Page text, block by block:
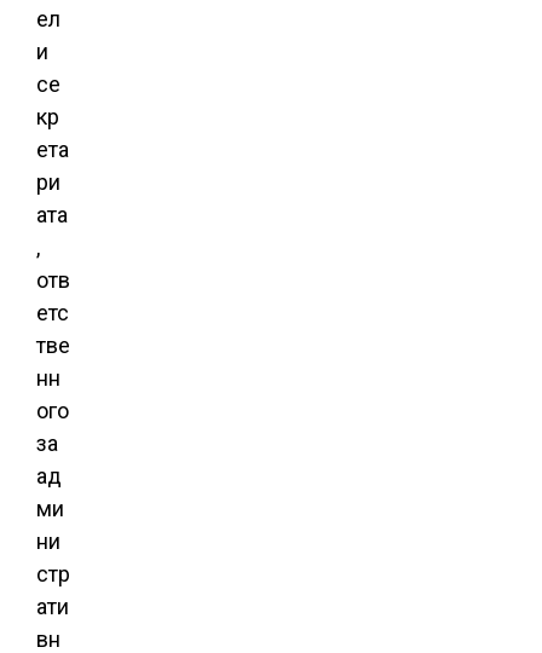
ел
и
се
кр
ета
ри
ата
,
отв
етс
тве
нн
ого
за
ад
ми
ни
стр
ати
вн